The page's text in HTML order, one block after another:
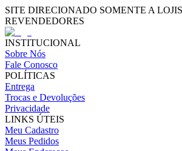
SITE DIRECIONADO SOMENTE A
REVENDEDORES
INSTITUCIONAL
Sobre Nós
Fale Conosco
POLÍTICAS
Entrega
Trocas e Devoluções
Privacidade
LINKS ÚTEIS
Meu Cadastro
Meus Pedidos